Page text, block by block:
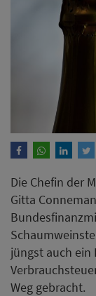
Die Chefin der
Gitta
jüngst auch ein
Weg gebracht.